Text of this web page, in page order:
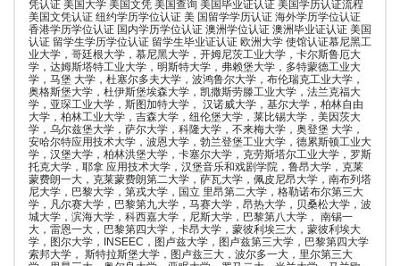
凭认证 美国大学 美国文凭 美国查询 美国毕业证认证 美国学历认证流程
美国文凭认证 纽约学历学位认证 美 国留学学历认证 海外学历学位认证
香港学历学位认证 国内学历学位认证 澳洲学位认证 澳洲毕业证认证 美国
认证 留学生学历学位认证 留学生毕业证认证 欧洲大学 使馆认证慕尼黑工
业大学，哥廷根大学，慕尼黑大学，开姆尼茨工业大学，卡尔斯鲁厄大
学，达姆斯塔特工业大学，明斯特大学，弗赖堡大学，多特蒙德工业大
学，马堡 大学，杜塞尔多夫大学，波鸿鲁尔大学，布伦瑞克工业大学，
奥格斯堡大学，杜伊斯堡埃森大学，凯撒斯劳滕工业大学，法兰克福大
学，亚琛工业大学，斯图加特大学， 汉诺威大学，基尔大学，柏林自由
大学，柏林工业大学，吉森大学，纽伦堡大学，莱比锡大学，美因茨大
学，乌尔兹堡大学，萨尔大学，科隆大学，不来梅大学，奥登堡 大学，
安哈尔特应用技术大学，波恩大学，勃兰登堡工业大学，德累斯顿工业大
学，汉堡大学，柏林洪堡大学，卡塞尔大学，克劳斯塔尔工业大学，罗斯
托克大学，耶拿 应用技术大学，汉堡音乐和戏剧学院，鲁昂大学，克莱
蒙费朗一大，克莱蒙费朗第二大学，萨瓦大学，佩皮尼昂大学，南布列塔
尼大学，巴黎大学，第戎大学，国立 里昂第二大学，格勒诺布尔第三大
学，凡尔赛大学，巴黎第九大学，马赛大学，昂热大学，贝桑松大学，波
城大学，滨海大学，科西嘉大学，尼斯大学，巴黎第八大学， 南锡一
大，雷恩一大，巴黎第四大学，卡昂大学，蒙彼利埃三大，蒙彼利埃大
学，图尔大学，INSEEC，图卢兹大学，图卢兹第三大学，巴黎第四大学
索邦大学， 斯特拉斯堡大学，图卢兹三大，波尔多一大，里尔第三大